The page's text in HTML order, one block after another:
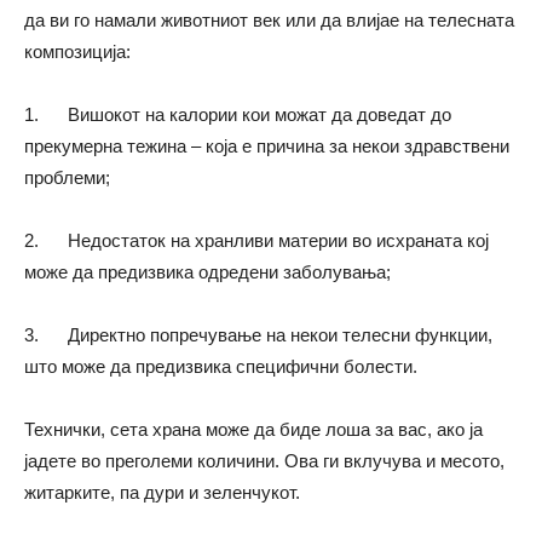
да ви го намали животниот век или да влијае на телесната
композиција:
1. Вишокот на калории кои можат да доведат до
прекумерна тежина – која е причина за некои здравствени
проблеми;
2. Недостаток на хранливи материи во исхраната кој
може да предизвика одредени заболувања;
3. Директно попречување на некои телесни функции,
што може да предизвика специфични болести.
Технички, сета храна може да биде лоша за вас, ако ја
јадете во преголеми количини. Ова ги вклучува и месото,
житарките, па дури и зеленчукот.